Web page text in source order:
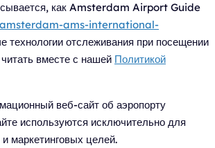
как Amsterdam Airport Guide
ams-international-
отслеживания при посещении
вместе с нашей Политикой
веб-сайт об аэропорту
используются исключительно для
маркетинговых целей.